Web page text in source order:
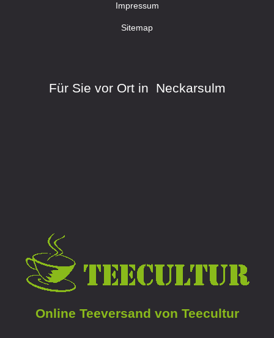
Impressum
Sitemap
Für Sie vor Ort in Neckarsulm
Online Teeversand von Teecultur